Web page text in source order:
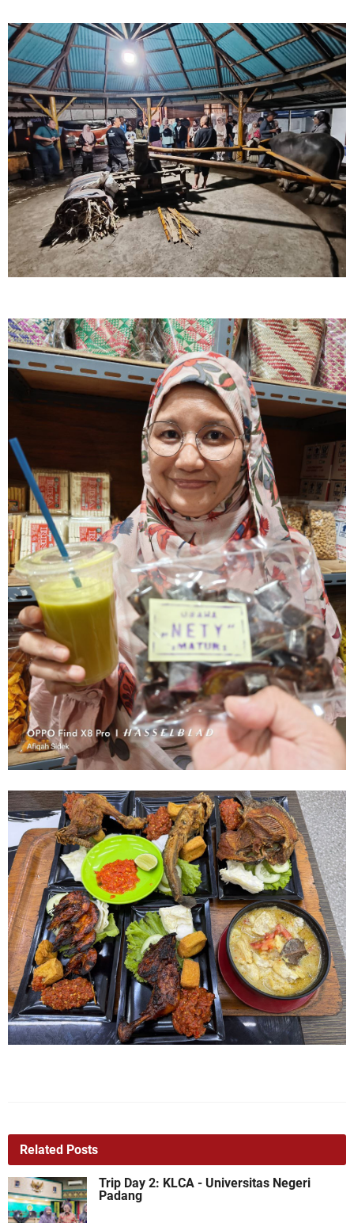
Related Posts
Trip Day 2: KLCA - Universitas Negeri
Padang